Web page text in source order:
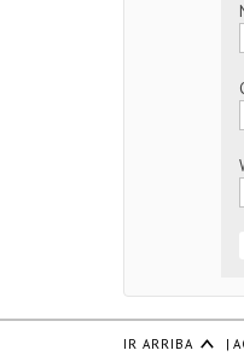
IR ARRIBA |